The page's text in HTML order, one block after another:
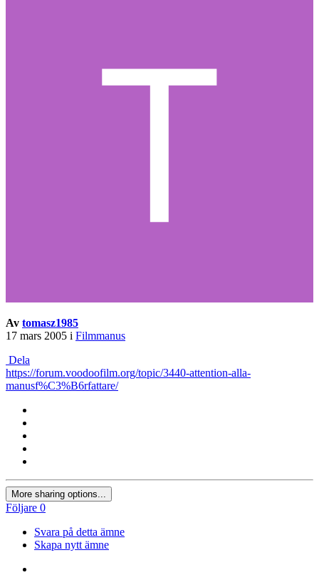
Av tomasz1985
17 mars 2005 i Filmmanus
Dela
https://forum.voodoofilm.org/topic/3440-attention-alla-
manusf%C3%B6rfattare/
More sharing options...
Följare 0
Svara på detta ämne
Skapa nytt ämne